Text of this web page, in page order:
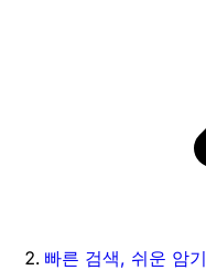
빠른 검색, 쉬운 암기